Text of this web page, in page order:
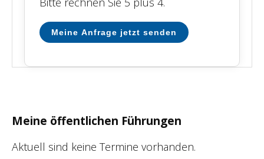
Meine Anfrage jetzt senden
Meine öffentlichen Führungen
Aktuell sind keine Termine vorhanden.